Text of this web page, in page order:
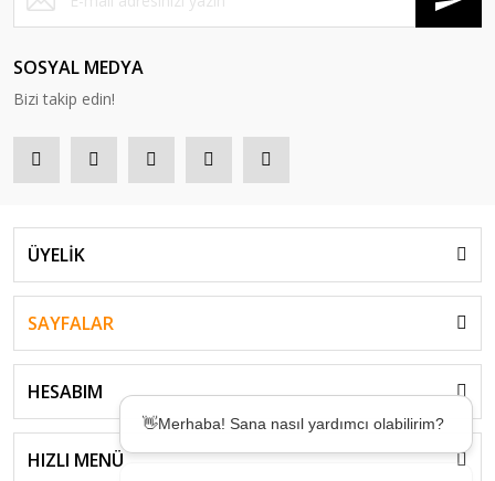
SOSYAL MEDYA
Bizi takip edin!
ÜYELİK
SAYFALAR
HESABIM
HIZLI MENÜ
👋Merhaba! Sana nasıl yardımcı olabilirim?